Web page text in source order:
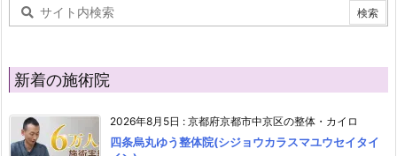
新着の施術院
2026年8月5日 : 京都府京都市中京区の整体・カイロ
四条烏丸ゆう整体院(シジョウカラスマユウセイタイ